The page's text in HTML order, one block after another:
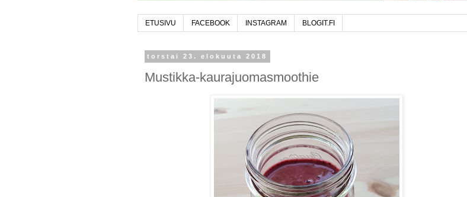
ETUSIVU FACEBOOK INSTAGRAM BLOGIT.FI
torstai 23. elokuuta 2018
Mustikka-kaurajuomasmoothie